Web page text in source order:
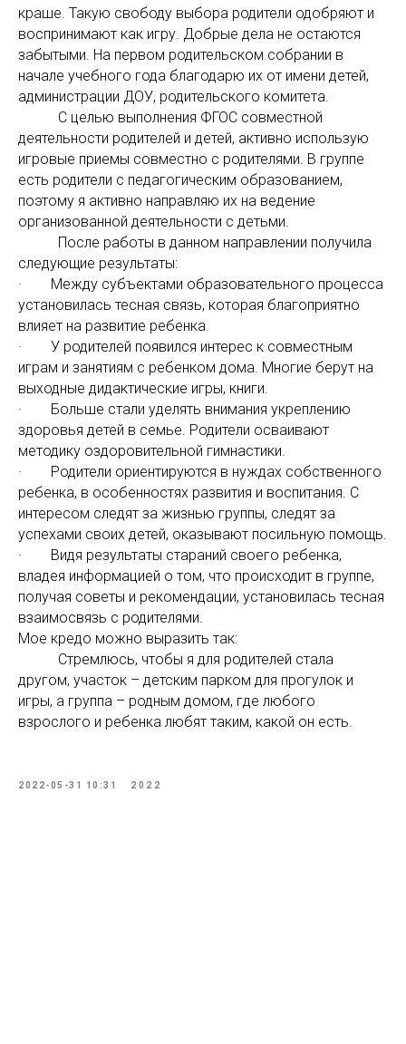
краше. Такую свободу выбора родители одобряют и
воспринимают как игру. Добрые дела не остаются
забытыми. На первом родительском собрании в
начале учебного года благодарю их от имени детей,
администрации ДОУ, родительского комитета.
С целью выполнения ФГОС совместной
деятельности родителей и детей, активно использую
игровые приемы совместно с родителями. В группе
есть родители с педагогическим образованием,
поэтому я активно направляю их на ведение
организованной деятельности с детьми.
После работы в данном направлении получила
следующие результаты:
· Между субъектами образовательного процесса
установилась тесная связь, которая благоприятно
влияет на развитие ребенка.
· У родителей появился интерес к совместным
играм и занятиям с ребенком дома. Многие берут на
выходные дидактические игры, книги.
· Больше стали уделять внимания укреплению
здоровья детей в семье. Родители осваивают
методику оздоровительной гимнастики.
· Родители ориентируются в нуждах собственного
ребенка, в особенностях развития и воспитания. С
интересом следят за жизнью группы, следят за
успехами своих детей, оказывают посильную помощь.
· Видя результаты стараний своего ребенка,
владея информацией о том, что происходит в группе,
получая советы и рекомендации, установилась тесная
взаимосвязь с родителями.
Мое кредо можно выразить так:
Стремлюсь, чтобы я для родителей стала
другом, участок – детским парком для прогулок и
игры, а группа – родным домом, где любого
взрослого и ребенка любят таким, какой он есть.
2022-05-31 10:31 2022